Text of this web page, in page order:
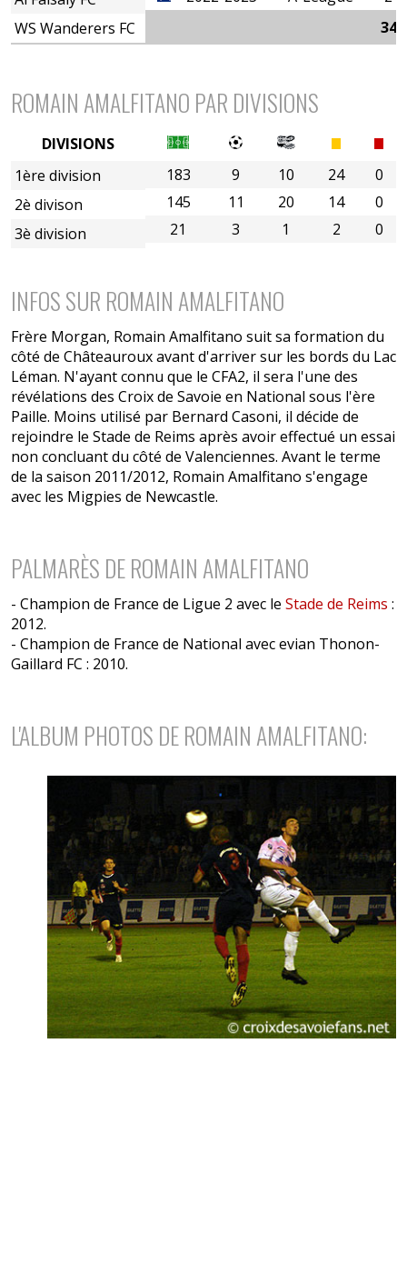
349
WS Wanderers FC
ROMAIN AMALFITANO PAR DIVISIONS
183 9 10 24
0
145
11 20 14
0
21
3 1 2 0
DIVISIONS
1ère division
2è divison
3è division
INFOS SUR ROMAIN AMALFITANO
Frère Morgan, Romain Amalfitano suit sa formation du
côté de Châteauroux avant d'arriver sur les bords du Lac
Léman. N'ayant connu que le CFA2, il sera l'une des
révélations des Croix de Savoie en National sous l'ère
Paille. Moins utilisé par Bernard Casoni, il décide de
rejoindre le Stade de Reims après avoir effectué un essai
non concluant du côté de Valenciennes. Avant le terme
de la saison 2011/2012, Romain Amalfitano s'engage
avec les Migpies de Newcastle.
PALMARÈS DE ROMAIN AMALFITANO
- Champion de France de Ligue 2 avec le Stade de Reims :
2012.
- Champion de France de National avec evian Thonon-
Gaillard FC : 2010.
L'ALBUM PHOTOS DE ROMAIN AMALFITANO: